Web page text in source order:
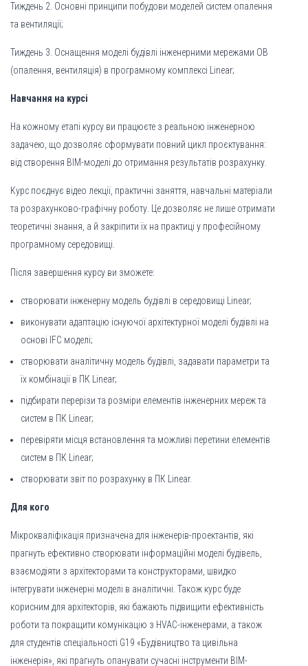
Тиждень 2. Основні принципи побудови моделей систем опалення
та вентиляції;
Тиждень 3. Оснащення моделі будівлі інженерними мережами ОВ
(опалення, вентиляція) в програмному комплексі Linear;
Навчання на курсі
На кожному етапі курсу ви працюєте з реальною інженерною
задачею, що дозволяє сформувати повний цикл проєктування:
від створення BIM-моделі до отримання результатів розрахунку.
Курс поєднує відео лекції, практичні заняття, навчальні матеріали
та розрахунково-графічну роботу. Це дозволяє не лише отримати
теоретичні знання, а й закріпити їх на практиці у професійному
програмному середовищі.
Після завершення курсу ви зможете:
створювати інженерну модель будівлі в середовищі Linear;
виконувати адаптацію існуючої архітектурної моделі будівлі на
основі IFC моделі;
створювати аналітичну модель будівлі, задавати параметри та
їх комбінації в ПК Linear;
підбирати перерізи та розміри елементів інженерних мереж та
систем в ПК Linear;
перевіряти місця встановлення та можливі перетини елементів
систем в ПК Linear;
створювати звіт по розрахунку в ПК Linear.
Для кого
Мікрокваліфікація призначена для інженерів-проектантів, які
прагнуть ефективно створювати інформаційні моделі будівель,
взаємодіяти з архітекторами та конструкторами, швидко
інтегрувати інженерні моделі в аналітичні. Також курс буде
корисним для архітекторів, які бажають підвищити ефективність
роботи та покращити комунікацію з HVAC-інженерами, а також
для студентів спеціальності G19 «Будівництво та цивільна
інженерія», які прагнуть опанувати сучасні інструменти BIM-